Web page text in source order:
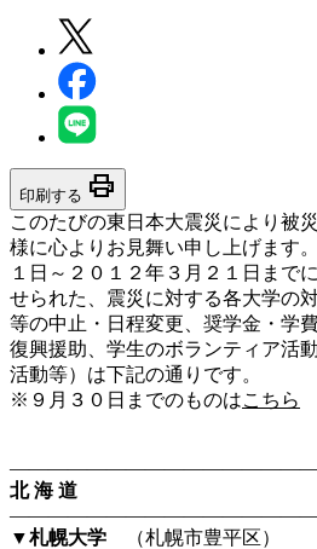
印刷する print
このたびの東日本大震災により被
様に心よりお見舞い申し上げます
１日～２０１２年３月２１日まで
せられた、震災に対する各大学の
等の中止・日程変更、奨学金・学
復興援助、学生のボランティア活
活動等）は下記の通りです。
※９月３０日までのものはこちら
北 海 道
▼札幌大学 （札幌市豊平区）